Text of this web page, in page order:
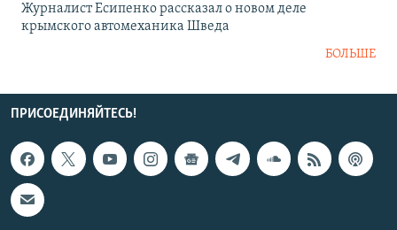
Журналист Есипенко рассказал о новом деле
крымского автомеханика Шведа
БОЛЬШЕ
ПРИСОЕДИНЯЙТЕСЬ!